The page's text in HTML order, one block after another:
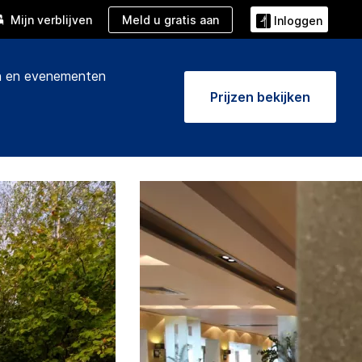
Mijn verblijven Meld u gratis aan Inloggen
en evenementen
Prijzen bekijken